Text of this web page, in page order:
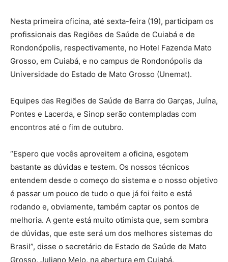
Nesta primeira oficina, até sexta-feira (19), participam os
profissionais das Regiões de Saúde de Cuiabá e de
Rondonópolis, respectivamente, no Hotel Fazenda Mato
Grosso, em Cuiabá, e no campus de Rondonópolis da
Universidade do Estado de Mato Grosso (Unemat).
Equipes das Regiões de Saúde de Barra do Garças, Juína,
Pontes e Lacerda, e Sinop serão contempladas com
encontros até o fim de outubro.
“Espero que vocês aproveitem a oficina, esgotem
bastante as dúvidas e testem. Os nossos técnicos
entendem desde o começo do sistema e o nosso objetivo
é passar um pouco de tudo o que já foi feito e está
rodando e, obviamente, também captar os pontos de
melhoria. A gente está muito otimista que, sem sombra
de dúvidas, que este será um dos melhores sistemas do
Brasil”, disse o secretário de Estado de Saúde de Mato
Grosso, Juliano Melo, na abertura em Cuiabá.